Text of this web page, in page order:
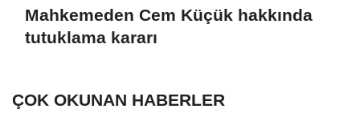
Mahkemeden Cem Küçük hakkında
tutuklama kararı
ÇOK OKUNAN HABERLER